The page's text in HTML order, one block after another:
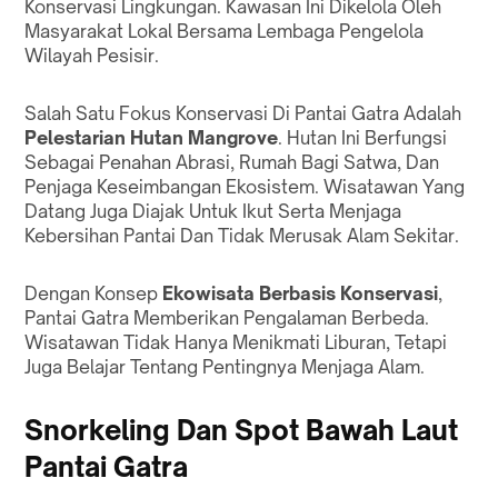
Konservasi Lingkungan. Kawasan Ini Dikelola Oleh
Masyarakat Lokal Bersama Lembaga Pengelola
Wilayah Pesisir.
Salah Satu Fokus Konservasi Di Pantai Gatra Adalah
Pelestarian Hutan Mangrove. Hutan Ini Berfungsi
Sebagai Penahan Abrasi, Rumah Bagi Satwa, Dan
Penjaga Keseimbangan Ekosistem. Wisatawan Yang
Datang Juga Diajak Untuk Ikut Serta Menjaga
Kebersihan Pantai Dan Tidak Merusak Alam Sekitar.
Dengan Konsep Ekowisata Berbasis Konservasi,
Pantai Gatra Memberikan Pengalaman Berbeda.
Wisatawan Tidak Hanya Menikmati Liburan, Tetapi
Juga Belajar Tentang Pentingnya Menjaga Alam.
Snorkeling Dan Spot Bawah Laut
Pantai Gatra